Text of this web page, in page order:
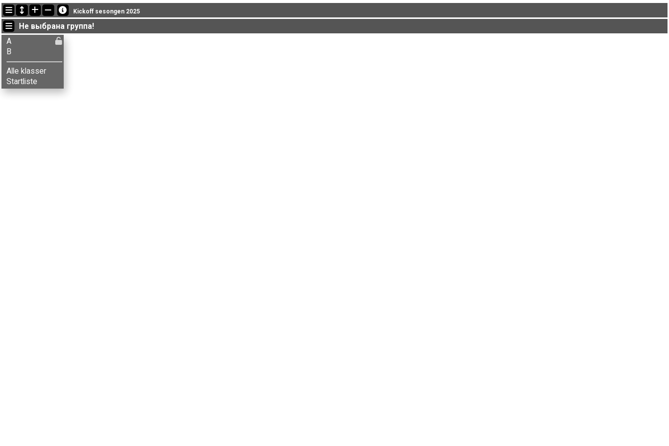
Последние обновления
18:52:04: Aksel B. Carlson (B) финишировал с результатом 35:51 (4)
18:52:04: Ane Beitdokken (
18:52:04: Anita G. Tollefsen (B) финишировал с результатом 54:15 (22)
Kickoff sesongen 2025
Не выбрана группа!
A
B
Alle klasser
Startliste